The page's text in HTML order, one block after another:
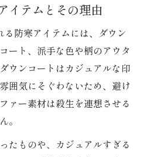
イテムとその理由
防寒アイテムには、ダウン
ート、派手な色や柄のアウタ
ウンコートはカジュアルな印
囲気にそぐわないため、避け
ァー素材は殺生を連想させる
。
たものや、カジュアルすぎる